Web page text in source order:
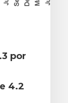
por
4.2